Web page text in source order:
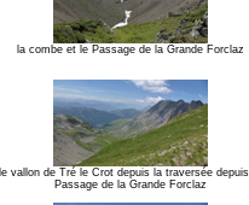
la combe et le Passage de la Grande Forclaz
le vallon de Tré le Crot depuis la traversée
Passage de la Grande Forclaz